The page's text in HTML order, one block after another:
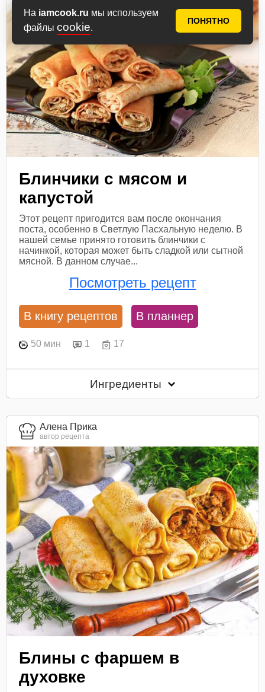
На iamcook.ru мы используем
файлы cookie.
ПОНЯТНО
Блинчики с мясом и
капустой
Этот рецепт пригодится вам после окончания
поста, особенно в Светлую Пасхальную неделю. В
нашей семье принято готовить блинчики с
начинкой, которая может быть сладкой или сытной
мясной. В данном случае...
Посмотреть рецепт
В книгу рецептов В планнер
50 мин 1 17
Ингредиенты
Алена Прика
автор рецепта
Блины с фаршем в
духовке